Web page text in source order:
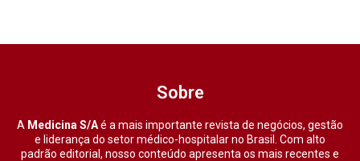
Sobre
A Medicina S/Aé a mais importante revista de negócios, gestão
e liderança do setor médico-hospitalar no Brasil. Com alto
padrão editorial, nosso conteúdo apresenta os mais recentes e